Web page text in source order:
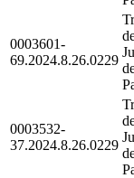
0003601-
69.2024.8.26.0229
0003532-
37.2024.8.26.0229